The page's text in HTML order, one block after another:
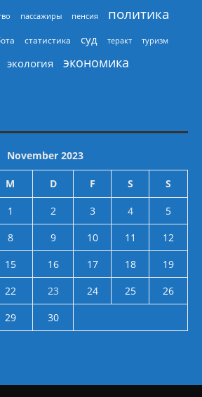
пассажиры пенсия политика
статистика суд теракт туризм
экология экономика
November 2023
M D F S S
1 2 3 4
5
8 9 10 11
12
15 16 17 18
19
22 23 24 25
26
29
30